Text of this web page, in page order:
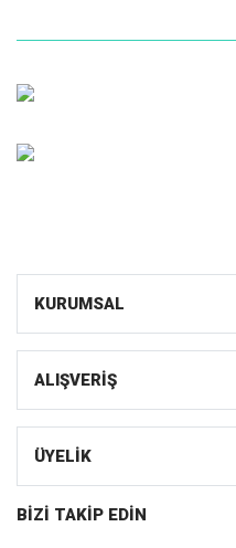
KURUMSAL
ALIŞVERİŞ
ÜYELİK
BİZİ TAKİP EDİN